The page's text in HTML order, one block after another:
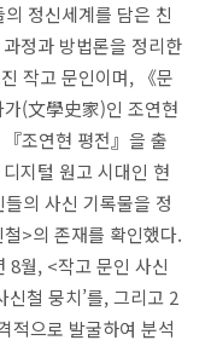
정신세계를 담은 친
정과 방법론을 정리한
작고 문인이며, 《문
가(文學史家)인 조연현
『조연현 평전 』 을 출
지털 원고 시대인 현
의 사신 기록물을 정
>의 존재를 확인했다.
8월, <작고 문인 사신
신철 뭉치’를,그리고 2
적으로 발굴하여 분석